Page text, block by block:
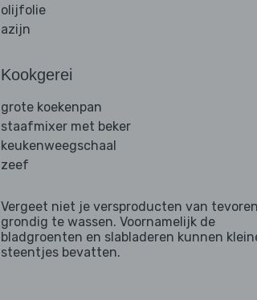
olijfolie
azijn
Kookgerei
grote koekenpan
staafmixer met beker
keukenweegschaal
zeef
Vergeet niet je versproducten van tevoren
grondig te wassen. Voornamelijk de
bladgroenten en slabladeren kunnen
steentjes bevatten.